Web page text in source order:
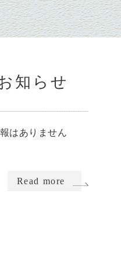
知らせ
はありません
Read more